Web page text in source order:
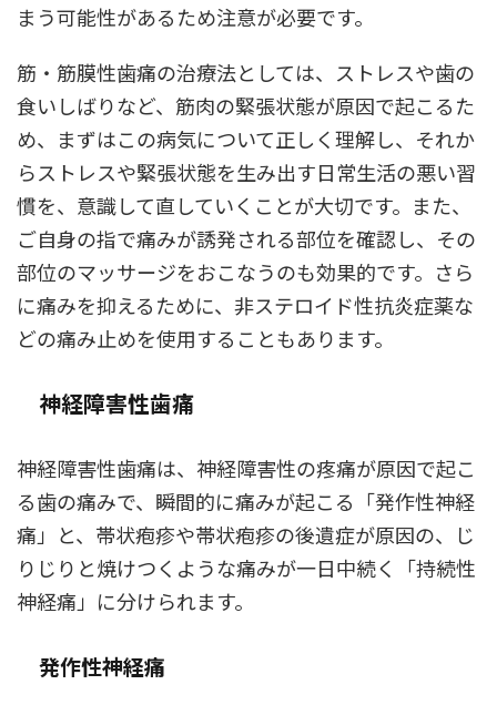
まう可能性があるため注意が必要です。
筋・筋膜性歯痛の治療法としては、ストレスや歯の
食いしばりなど、筋肉の緊張状態が原因で起こるた
め、まずはこの病気について正しく理解し、それか
らストレスや緊張状態を生み出す日常生活の悪い習
慣を、意識して直していくことが大切です。また、
ご自身の指で痛みが誘発される部位を確認し、その
部位のマッサージをおこなうのも効果的です。さら
に痛みを抑えるために、非ステロイド性抗炎症薬な
どの痛み止めを使用することもあります。
神経障害性歯痛
神経障害性歯痛は、神経障害性の疼痛が原因で起こ
る歯の痛みで、瞬間的に痛みが起こる「発作性神経
痛」と、帯状疱疹や帯状疱疹の後遺症が原因の、じ
りじりと焼けつくような痛みが一日中続く「持続性
神経痛」に分けられます。
発作性神経痛